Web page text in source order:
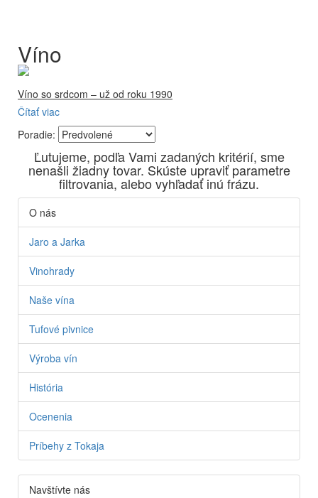
Víno
Víno so srdcom – už od roku 1990
Firma Ostrožovič je najstaršou privátnou firmou na
slovenskom Tokaji.
Vyrábame kvalitné odrodové a výberové vína. Ako prví sme
priniesli na slovenský trh sólo spracované vína z tokajských
odrôd Furmint, Lipovina a Muškát žltý reduktívnou
technológiou. Hrozno spracúvame najmodernejšími
technológiami, vrátane riadenej fermentácie.
Čítať viac
Poradie:
Ľutujeme, podľa Vami zadaných kritérií, sme
nenašli žiadny tovar. Skúste upraviť parametre
filtrovania, alebo vyhľadať inú frázu.
O nás
Jaro a Jarka
Vinohrady
Naše vína
Tufové pivnice
Výroba vín
História
Ocenenia
Príbehy z Tokaja
Navštívte nás